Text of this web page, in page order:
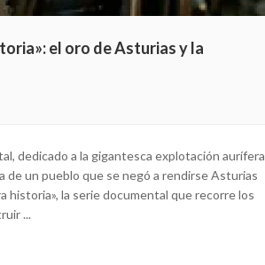
el oro de Asturias y la
dedicado a la gigantesca explotación aurífera
de un pueblo que se negó a rendirse Asturias
la serie documental que recorre los
...